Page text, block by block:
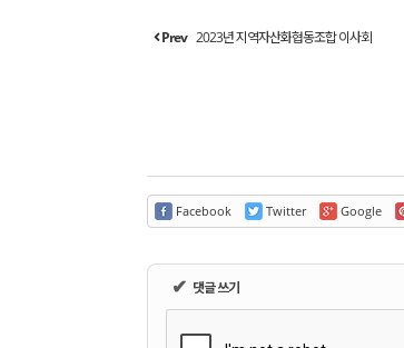
Prev 2023년 지역자산화협동조합 이사회
Facebook Twitter Google
✔ 댓글 쓰기